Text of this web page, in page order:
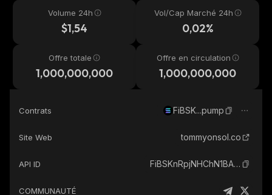
Volume 24h
$1,54
Vol/Cap Marché 24h
0,02%
Offre totale
1,000,000,000
Offre en circulation
1,000,000,000
Contrats FiBSK...pump
Site Web tommyonsol.co
API ID FiBSKnRpjNHChN1BANpr3dsVFQuuHhETMen4xUDgpump_solana
COMMUNAUTÉ